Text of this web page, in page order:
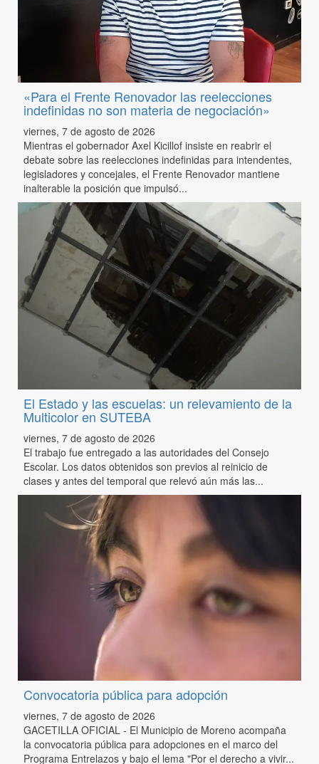
«Para el Frente Renovador las reelecciones
indefinidas no son materia de negociación»
viernes, 7 de agosto de 2026
Mientras el gobernador Axel Kicillof insiste en reabrir el
debate sobre las reelecciones indefinidas para intendentes,
legisladores y concejales, el Frente Renovador mantiene
inalterable la posición que impulsó...
El Estado y las escuelas: un relevamiento de la
Multicolor en SUTEBA
viernes, 7 de agosto de 2026
El trabajo fue entregado a las autoridades del Consejo
Escolar. Los datos obtenidos son previos al reinicio de
clases y antes del temporal que relevó aún más las...
Convocatoria pública para adopción
viernes, 7 de agosto de 2026
GACETILLA OFICIAL - El Municipio de Moreno acompaña
la convocatoria pública para adopciones en el marco del
Programa Entrelazos y bajo el lema "Por el derecho a vivir...